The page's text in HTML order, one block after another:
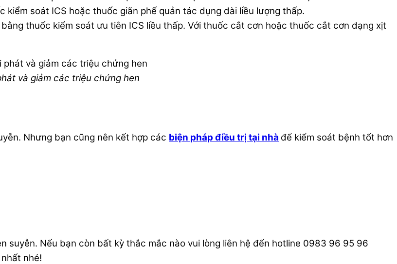
soát ICS hoặc thuốc giãn phế quản tác dụng dài liều lượng thấp.
thuốc kiểm soát ưu tiên ICS liều thấp. Với thuốc cắt cơn hoặc thuốc cắt cơn dạng xịt
và giảm các triệu chứng hen
Nhưng bạn cũng nên kết hợp các biện pháp điều trị tại nhà để kiểm soát bệnh tốt hơn
suyễn. Nếu bạn còn bất kỳ thắc mắc nào vui lòng liên hệ đến hotline 0983 96 95 96
nhé!